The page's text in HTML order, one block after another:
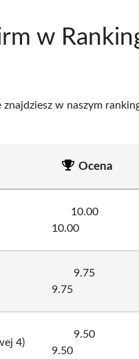
w
w naszym
Ocena
10.00
10.00
9.75
9.75
4)
9.50
9.50